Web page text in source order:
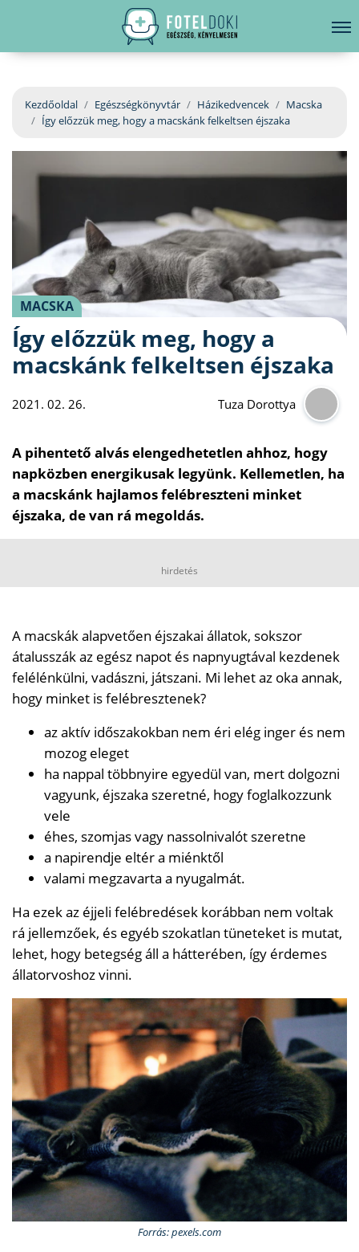
EGÉSZSÉGKÖNYVTÁR
BETEGSÉGKALAUZ
ORVOSKERESŐ
hirdetés
Kezdőoldal Egészségkönyvtár Házikedvencek
Macska
Így előzzük meg, hogy a macskánk felkeltsen éjszaka
MACSKA
Így előzzük meg, hogy a
macskánk felkeltsen éjszaka
2021. 02. 26. Tuza Dorottya
A pihentető alvás elengedhetetlen ahhoz, hogy
napközben energikusak legyünk. Kellemetlen, ha
a macskánk hajlamos felébreszteni minket
éjszaka, de van rá megoldás.
hirdetés
A macskák alapvetően éjszakai állatok, sokszor
átalusszák az egész napot és napnyugtával kezdenek
felélénkülni, vadászni, játszani. Mi lehet az oka annak,
hogy minket is felébresztenek?
az aktív időszakokban nem éri elég inger és nem
mozog eleget
ha nappal többnyire egyedül van, mert dolgozni
vagyunk, éjszaka szeretné, hogy foglalkozzunk
vele
éhes, szomjas vagy nassolnivalót szeretne
a napirendje eltér a miénktől
valami megzavarta a nyugalmát.
Ha ezek az éjjeli felébredések korábban nem voltak
rá jellemzőek, és egyéb szokatlan tüneteket is mutat,
lehet, hogy betegség áll a hátterében, így érdemes
állatorvoshoz vinni.
Forrás: pexels.com